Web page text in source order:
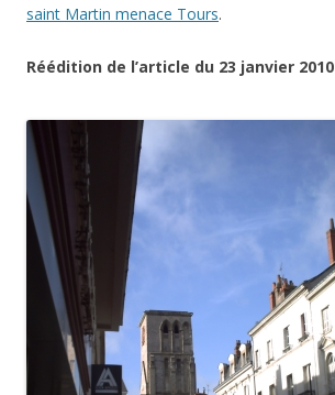
saint Martin menace Tours.
Réédition de l’article du 23 janvier 2010